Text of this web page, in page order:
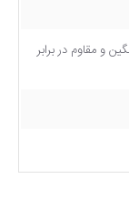
و مقاوم در برابر